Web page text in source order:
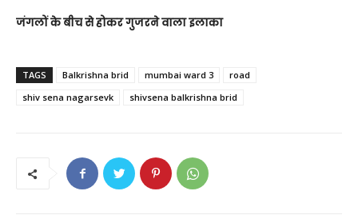
जंगलों के बीच से होकर गुजरने वाला इलाका
TAGS Balkrishna brid mumbai ward 3
road
shiv sena nagarsevk
shivsena balkrishna brid